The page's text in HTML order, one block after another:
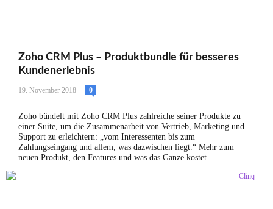
Zoho CRM Plus – Produktbundle für besseres
Kundenerlebnis
19. November 2018 0
Zoho bündelt mit Zoho CRM Plus zahlreiche seiner Produkte zu
einer Suite, um die Zusammenarbeit von Vertrieb, Marketing und
Support zu erleichtern: „vom Interessenten bis zum
Zahlungseingang und allem, was dazwischen liegt.“ Mehr zum
neuen Produkt, den Features und was das Ganze kostet.